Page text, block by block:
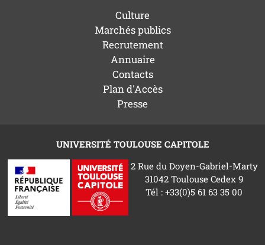
Culture
Marchés publics
Recrutement
Annuaire
Contacts
Plan d'Accès
Presse
UNIVERSITÉ TOULOUSE CAPITOLE
2 Rue du Doyen-Gabriel-Marty
31042 Toulouse Cedex 9
Tél : +33(0)5 61 63 35 00